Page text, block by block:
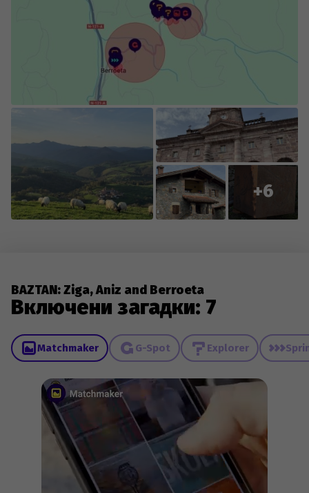
+6
BAZTAN: Ziga, Aniz and Berroeta
Включени загадки: 7
Matchmaker G-Spot Explorer